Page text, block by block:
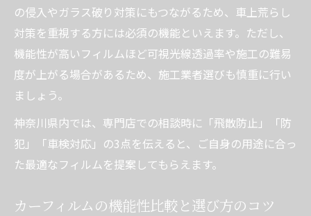
の侵入やガラス破り対策にもつながるため、車上荒らし
対策を重視する方には必須の機能といえます。ただし、
機能性が高いフィルムほど可視光線透過率や施工の難易
度が上がる場合があるため、施工業者選びも慎重に行い
ましょう。
神奈川県内では、専門店での相談時に「飛散防止」「防
犯」「車検対応」の3点を伝えると、ご自身の用途に合っ
た最適なフィルムを提案してもらえます。
カーフィルムの機能性比較と選び方のコツ